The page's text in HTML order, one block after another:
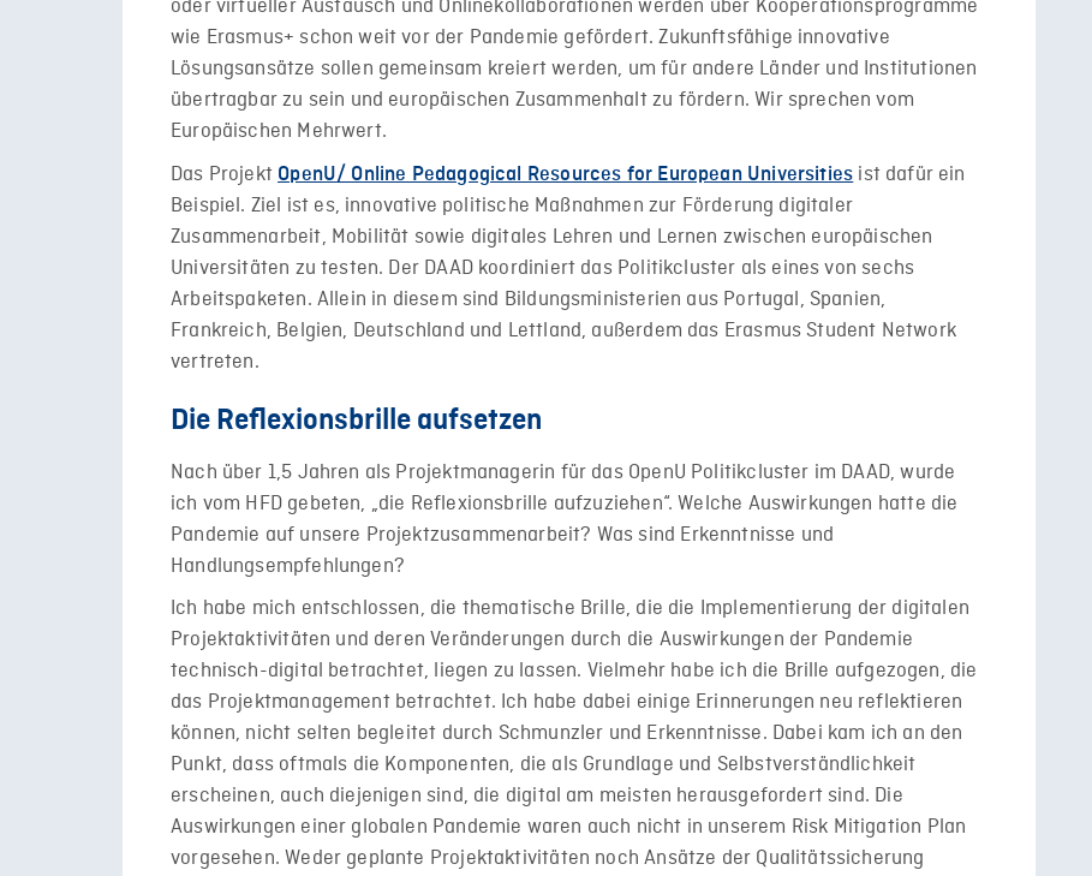
oder virtueller Austausch und Onlinekollaborationen werden über Kooperationsprogramme
wie Erasmus+ schon weit vor der Pandemie gefördert. Zukunftsfähige innovative
Lösungsansätze sollen gemeinsam kreiert werden, um für andere Länder und Institutionen
übertragbar zu sein und europäischen Zusammenhalt zu fördern. Wir sprechen vom
Europäischen Mehrwert.
Das Projekt OpenU/ Online Pedagogical Resources for European Universities ist dafür ein
Beispiel. Ziel ist es, innovative politische Maßnahmen zur Förderung digitaler
Zusammenarbeit, Mobilität sowie digitales Lehren und Lernen zwischen europäischen
Universitäten zu testen. Der DAAD koordiniert das Politikcluster als eines von sechs
Arbeitspaketen. Allein in diesem sind Bildungsministerien aus Portugal, Spanien,
Frankreich, Belgien, Deutschland und Lettland, außerdem das Erasmus Student Network
vertreten.
Die Reflexionsbrille aufsetzen
Nach über 1,5 Jahren als Projektmanagerin für das OpenU Politikcluster im DAAD, wurde
ich vom HFD gebeten, „die Reflexionsbrille aufzuziehen“. Welche Auswirkungen hatte die
Pandemie auf unsere Projektzusammenarbeit? Was sind Erkenntnisse und
Handlungsempfehlungen?
Ich habe mich entschlossen, die thematische Brille, die die Implementierung der digitalen
Projektaktivitäten und deren Veränderungen durch die Auswirkungen der Pandemie
technisch-digital betrachtet, liegen zu lassen. Vielmehr habe ich die Brille aufgezogen, die
das Projektmanagement betrachtet. Ich habe dabei einige Erinnerungen neu reflektieren
können, nicht selten begleitet durch Schmunzler und Erkenntnisse. Dabei kam ich an den
Punkt, dass oftmals die Komponenten, die als Grundlage und Selbstverständlichkeit
erscheinen, auch diejenigen sind, die digital am meisten herausgefordert sind. Die
Auswirkungen einer globalen Pandemie waren auch nicht in unserem Risk Mitigation Plan
vorgesehen. Weder geplante Projektaktivitäten noch Ansätze der Qualitätssicherung